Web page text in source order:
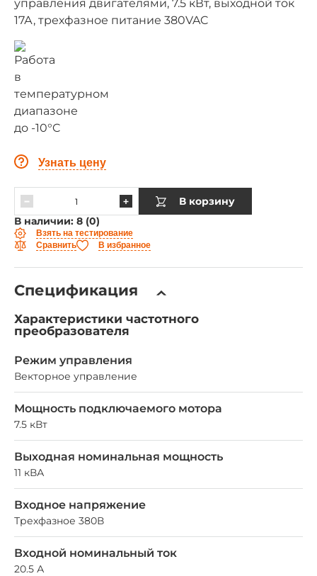
управления двигателями, 7.5 кВт, выходной ток
17А, трехфазное питание 380VAC
Узнать цену
В корзину
В наличии: 8 (0)
Взять на тестирование
Сравнить
В избранное
Спецификация
Характеристики частотного
преобразователя
Режим управления
Векторное управление
Мощность подключаемого мотора
7.5 кВт
Выходная номинальная мощность
11 кВА
Входное напряжение
Трехфазное 380В
Входной номинальный ток
20.5 А